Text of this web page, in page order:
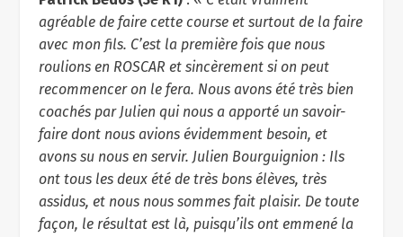
agréable de faire cette course et surtout de la faire
avec mon fils. C’est la première fois que nous
roulions en ROSCAR et sincèrement si on peut
recommencer on le fera. Nous avons été très bien
coachés par Julien qui nous a apporté un savoir-
faire dont nous avions évidemment besoin, et
avons su nous en servir. Julien Bourguignion : Ils
ont tous les deux été de très bons élèves, très
assidus, et nous nous sommes fait plaisir. De toute
façon, le résultat est là, puisqu’ils ont emmené la